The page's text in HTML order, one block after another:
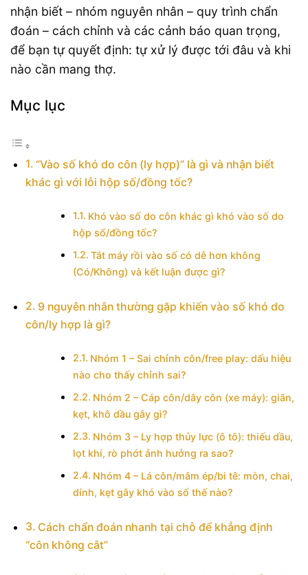
nhận biết – nhóm nguyên nhân – quy trình chẩn
đoán – cách chỉnh và các cảnh báo quan trọng,
để bạn tự quyết định: tự xử lý được tới đâu và khi
nào cần mang thợ.
Mục lục
“Vào số khó do côn (ly hợp)” là gì và nhận biết
khác gì với lỗi hộp số/đồng tốc?
Khó vào số do côn khác gì khó vào số do
hộp số/đồng tốc?
Tắt máy rồi vào số có dễ hơn không
(Có/Không) và kết luận được gì?
9 nguyên nhân thường gặp khiến vào số khó do
côn/ly hợp là gì?
Nhóm 1 – Sai chỉnh côn/free play: dấu hiệu
nào cho thấy chỉnh sai?
Nhóm 2 – Cáp côn/dây côn (xe máy): giãn,
kẹt, khô dầu gây gì?
Nhóm 3 – Ly hợp thủy lực (ô tô): thiếu dầu,
lọt khí, rò phớt ảnh hưởng ra sao?
Nhóm 4 – Lá côn/mâm ép/bi tê: mòn, chai,
dính, kẹt gây khó vào số thế nào?
Cách chẩn đoán nhanh tại chỗ để khẳng định
“côn không cắt”